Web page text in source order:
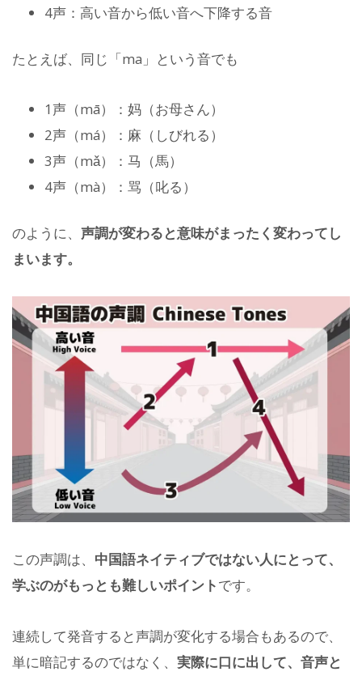
4声：高い音から低い音へ下降する音
たとえば、同じ「ma」という音でも
1声（mā）：妈（お母さん）
2声（má）：麻（しびれる）
3声（mǎ）：马（馬）
4声（mà）：骂（叱る）
のように、 声調が変わると意味がまったく変わってし
まいます。
この声調は、 中国語ネイティブではない人にとって、
学ぶのがもっとも難しいポイントです。
連続して発音すると声調が変化する場合もあるので、
単に暗記するのではなく、 実際に口に出して、音声と